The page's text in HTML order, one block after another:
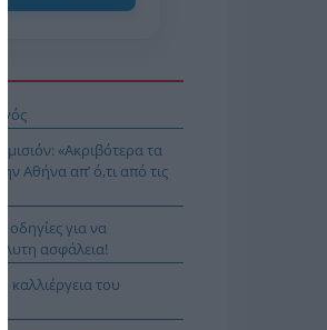
«Ακριβότερα τα
Αθήνα απ’ ό,τι από τις
οδηγίες για να
ασφάλεια!
καλλιέργεια του